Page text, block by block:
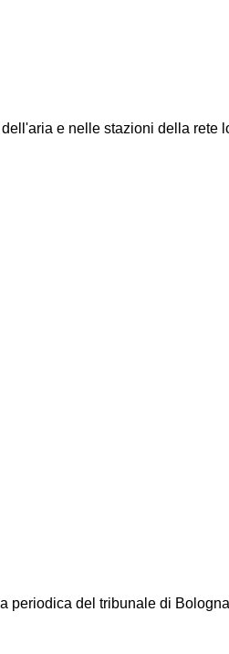
e nelle stazioni della rete
periodica del tribunale di